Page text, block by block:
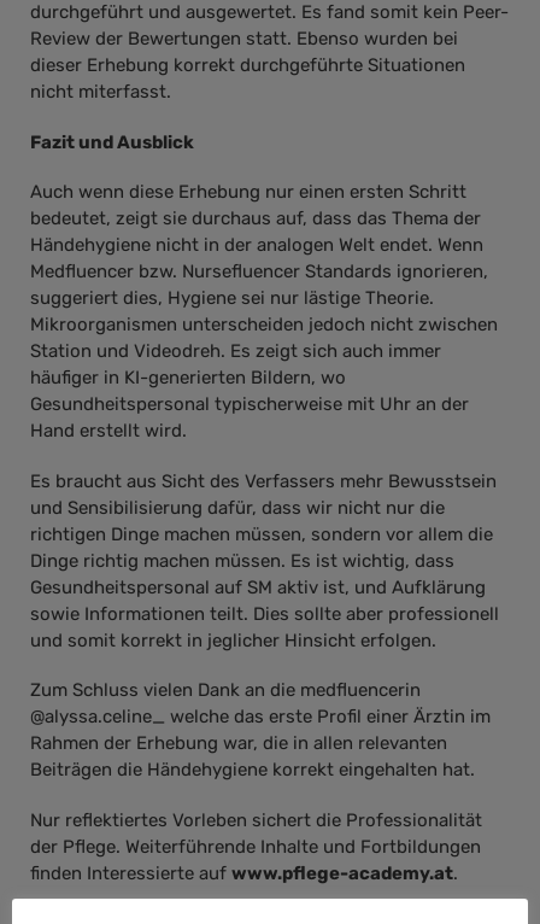
durchgeführt und ausgewertet. Es fand somit kein Peer-
Review der Bewertungen statt. Ebenso wurden bei
dieser Erhebung korrekt durchgeführte Situationen
nicht miterfasst.
Fazit und Ausblick
Auch wenn diese Erhebung nur einen ersten Schritt
bedeutet, zeigt sie durchaus auf, dass das Thema der
Händehygiene nicht in der analogen Welt endet. Wenn
Medfluencer bzw. Nursefluencer Standards ignorieren,
suggeriert dies, Hygiene sei nur lästige Theorie.
Mikroorganismen unterscheiden jedoch nicht zwischen
Station und Videodreh. Es zeigt sich auch immer
häufiger in KI-generierten Bildern, wo
Gesundheitspersonal typischerweise mit Uhr an der
Hand erstellt wird.
Es braucht aus Sicht des Verfassers mehr Bewusstsein
und Sensibilisierung dafür, dass wir nicht nur die
richtigen Dinge machen müssen, sondern vor allem die
Dinge richtig machen müssen. Es ist wichtig, dass
Gesundheitspersonal auf SM aktiv ist, und Aufklärung
sowie Informationen teilt. Dies sollte aber professionell
und somit korrekt in jeglicher Hinsicht erfolgen.
Zum Schluss vielen Dank an die medfluencerin
@alyssa.celine_ welche das erste Profil einer Ärztin im
Rahmen der Erhebung war, die in allen relevanten
Beiträgen die Händehygiene korrekt eingehalten hat.
Nur reflektiertes Vorleben sichert die Professionalität
der Pflege. Weiterführende Inhalte und Fortbildungen
finden Interessierte auf www.pflege-academy.at.